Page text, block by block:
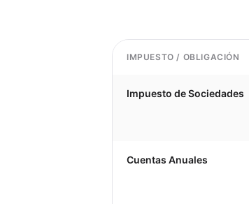
IMPUESTO / OBLIGACIÓN
Impuesto de Sociedades
Cuentas Anuales